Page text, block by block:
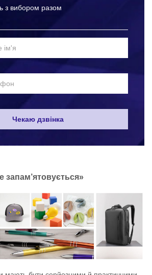
з вибором разом
Чекаю дзвінка